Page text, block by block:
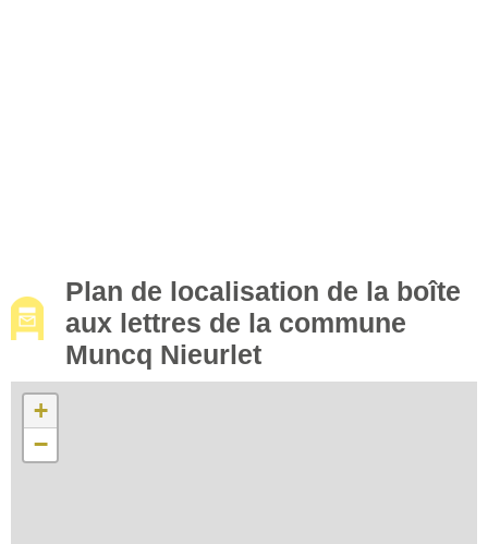
Plan de localisation de la boîte
aux lettres de la commune
Muncq Nieurlet
+
−